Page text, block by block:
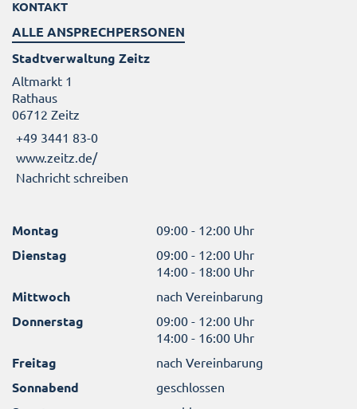
KONTAKT
ALLE ANSPRECHPERSONEN
Stadtverwaltung Zeitz
Altmarkt 1
Rathaus
06712 Zeitz
+49 3441 83-0
www.zeitz.de/
Nachricht schreiben
Montag 09:00 - 12:00 Uhr
Dienstag
09:00 - 12:00 Uhr
14:00 - 18:00 Uhr
Mittwoch nach Vereinbarung
Donnerstag
09:00 - 12:00 Uhr
14:00 - 16:00 Uhr
Freitag nach Vereinbarung
Sonnabend geschlossen